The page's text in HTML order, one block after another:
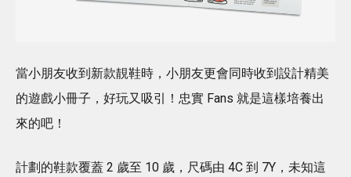
當小朋友收到新款靚鞋時，小朋友更會同時收到設計精美
的遊戲小冊子，好玩又吸引！忠實 Fans 就是這樣培養出
來的吧！
計劃的鞋款覆蓋 2 歲至 10 歲，尺碼由 4C 到 7Y，未知這